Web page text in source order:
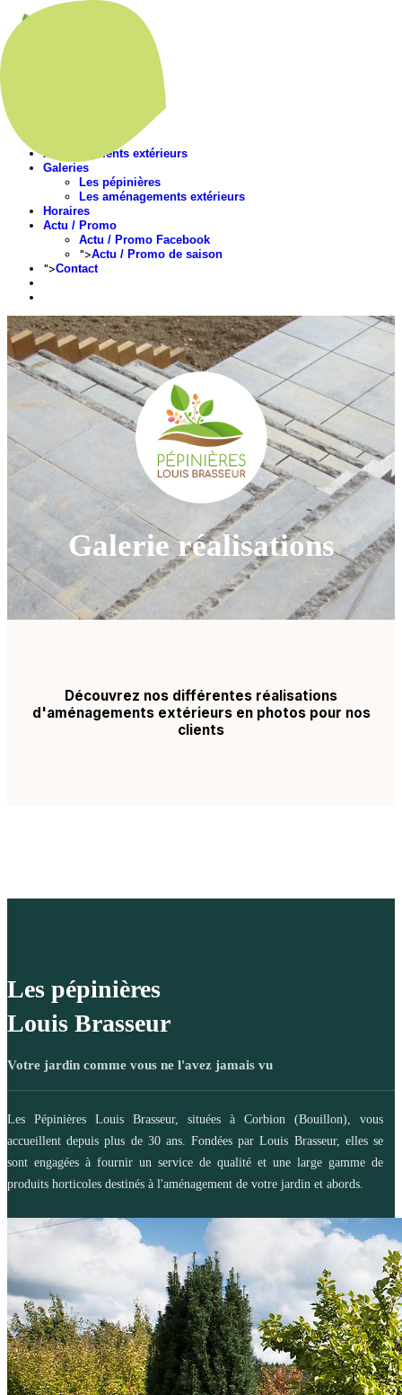
Aménagements extérieurs
Galeries
Les pépinières
Les aménagements extérieurs
Horaires
Actu / Promo
Actu / Promo Facebook
">Actu / Promo de saison
">Contact
Galerie réalisations
Découvrez nos différentes réalisations
d'aménagements extérieurs en photos pour nos
clients
Les pépinières
Louis Brasseur
Votre jardin comme vous ne l'avez jamais vu
Les Pépinières Louis Brasseur, situées à Corbion (Bouillon), vous
accueillent depuis plus de 30 ans. Fondées par Louis Brasseur, elles se
sont engagées à fournir un service de qualité et une large gamme de
produits horticoles destinés à l'aménagement de votre jardin et abords.